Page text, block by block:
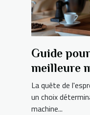
Guide
meilleure
pour votre
La quête de
un choix
machine...